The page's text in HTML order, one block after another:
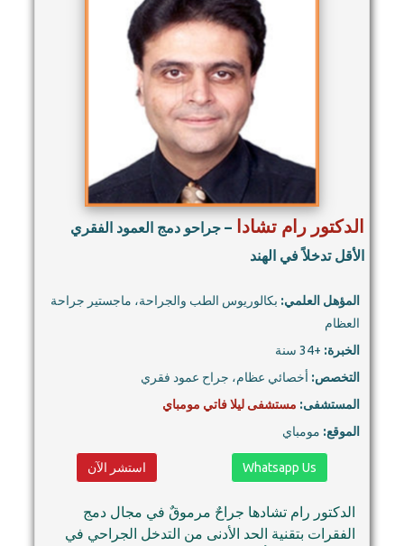
الدكتور رام تشادا
– جراحو دمج العمود الفقري
الأقل تدخلاً في الهند
المؤهل العلمي: بكالوريوس الطب والجراحة، ماجستير جراحة
العظام
الخبرة: +34 سنة
التخصص: أخصائي عظام، جراح عمود فقري
المستشفى: مستشفى ليلا فاتي مومباي
الموقع: مومباي
استشر الآن Whatsapp Us
الدكتور رام تشادها جراحٌ مرموقٌ في مجال دمج
الفقرات بتقنية الحد الأدنى من التدخل الجراحي في